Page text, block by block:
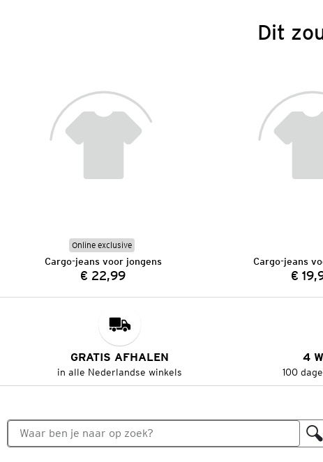
Dit
Online exclusive
Cargo-jeans voor jongens
Prijs:
€ 22,99
Cargo-jeans
€
GRATIS AFHALEN
in alle Nederlandse winkels
4
100